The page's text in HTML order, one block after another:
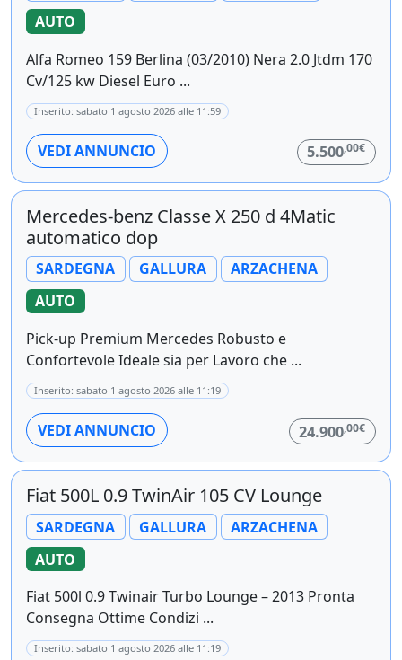
AUTO
Alfa Romeo 159 Berlina (03/2010) Nera 2.0 Jtdm 170
Cv/125 kw Diesel Euro ...
Inserito: sabato 1 agosto 2026 alle 11:59
VEDI ANNUNCIO 5.500,00€
Mercedes-benz Classe X 250 d 4Matic
automatico dop
SARDEGNA GALLURA
ARZACHENA
AUTO
Pick-up Premium Mercedes Robusto e
Confortevole Ideale sia per Lavoro che ...
Inserito: sabato 1 agosto 2026 alle 11:19
VEDI ANNUNCIO 24.900,00€
Fiat 500L 0.9 TwinAir 105 CV Lounge
SARDEGNA GALLURA
ARZACHENA
AUTO
Fiat 500l 0.9 Twinair Turbo Lounge – 2013 Pronta
Consegna Ottime Condizi ...
Inserito: sabato 1 agosto 2026 alle 11:19